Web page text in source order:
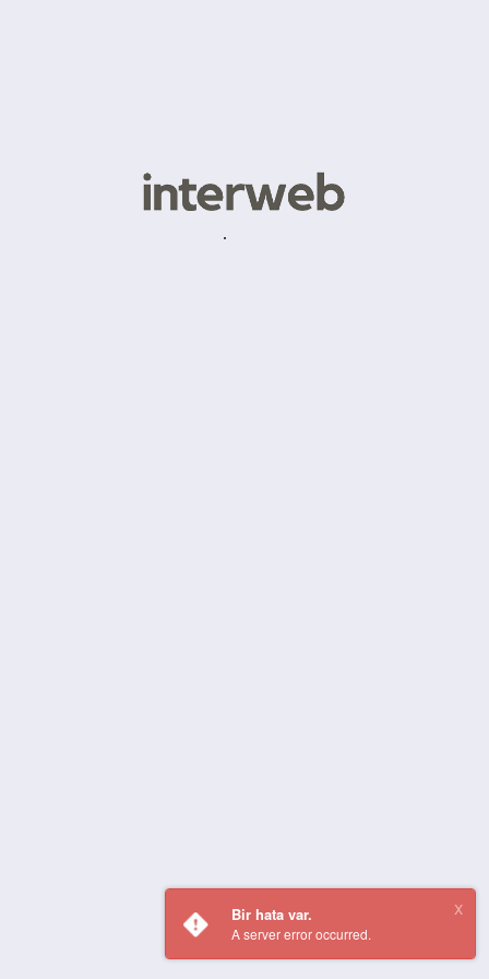
Bir hata var.
A server error occurred.